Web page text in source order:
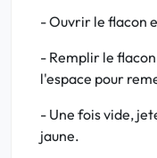
- Ouvrir le flacon
- Remplir le
l'espace pour
- Une fois vide,
jaune.